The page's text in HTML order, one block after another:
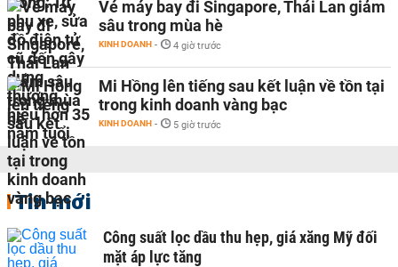
Vé máy bay đi Singapore, Thái Lan giảm
sâu trong mùa hè
KINH DOANH - 4 giờ trước
Mi Hồng lên tiếng sau kết luận về tồn tại
trong kinh doanh vàng bạc
KINH DOANH - 5 giờ trước
Tin mới
Công suất lọc dầu thu hẹp, giá xăng Mỹ đối
mặt áp lực tăng